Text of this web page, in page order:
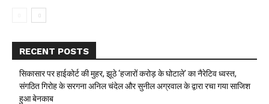
RECENT POSTS
सिकासार पर हाईकोर्ट की मुहर, झूठे ‘हजारों करोड़ के घोटाले’ का नैरेटिव ध्वस्त,
संगठित गिरोह के सरगना अनिल चंदेल और सुनील अग्रवाल के द्वारा रचा गया साजिश
हुआ बेनकाब